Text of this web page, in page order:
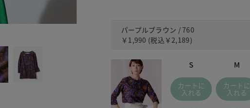
760 パープルブラウン
パープルブラウン / 760
￥1,990 (税込 ￥2,189)
S
カートに
入れる
M
カートに
入れる